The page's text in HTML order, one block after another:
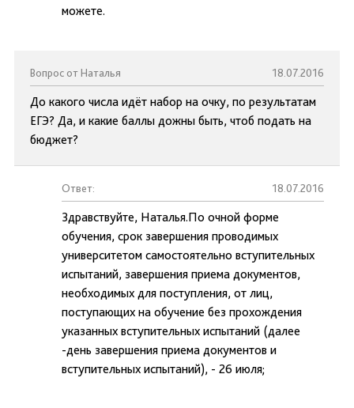
можете.
Вопрос от Наталья 18.07.2016
До какого числа идёт набор на очку, по результатам
ЕГЭ? Да, и какие баллы дожны быть, чтоб подать на
бюджет?
Ответ: 18.07.2016
Здравствуйте, Наталья.По очной форме
обучения, срок завершения проводимых
университетом самостоятельно вступительных
испытаний, завершения приема документов,
необходимых для поступления, от лиц,
поступающих на обучение без прохождения
указанных вступительных испытаний (далее
-день завершения приема документов и
вступительных испытаний), - 26 июля;